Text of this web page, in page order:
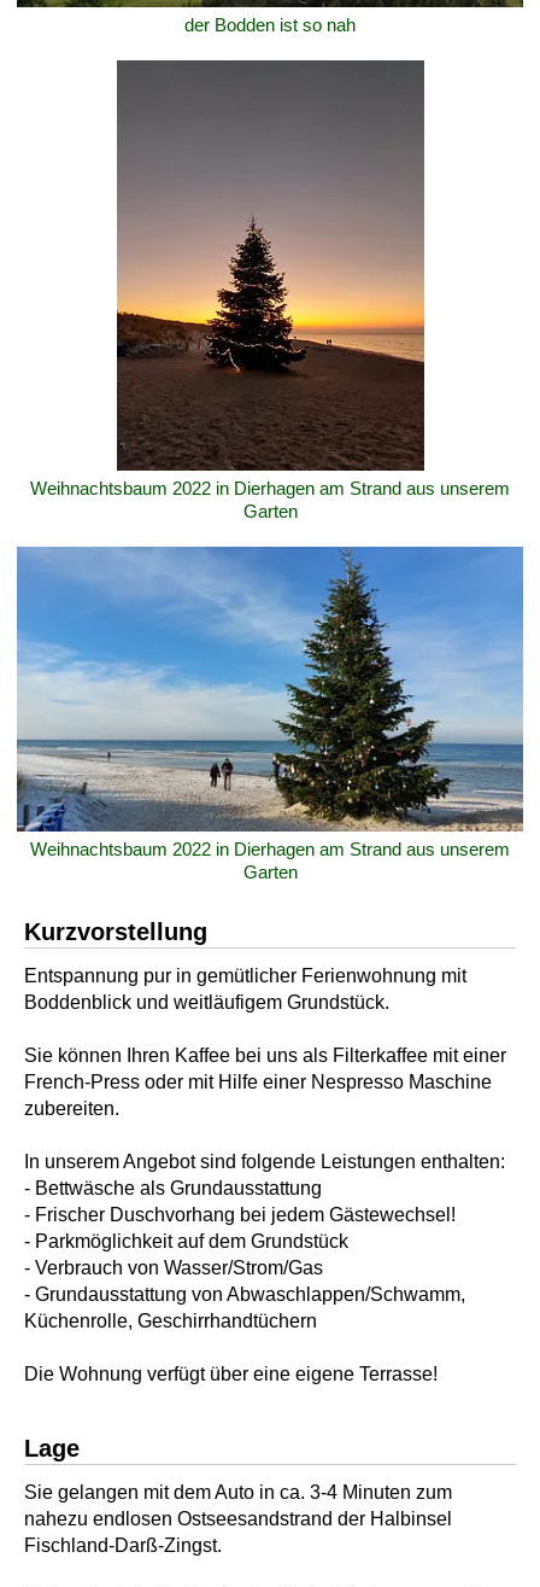
der Bodden ist so nah
Weihnachtsbaum 2022 in Dierhagen am Strand aus unserem
Garten
Weihnachtsbaum 2022 in Dierhagen am Strand aus unserem
Garten
Kurzvorstellung
Entspannung pur in gemütlicher Ferienwohnung mit
Boddenblick und weitläufigem Grundstück.
Sie können Ihren Kaffee bei uns als Filterkaffee mit einer
French-Press oder mit Hilfe einer Nespresso Maschine
zubereiten.
In unserem Angebot sind folgende Leistungen enthalten:
- Bettwäsche als Grundausstattung
- Frischer Duschvorhang bei jedem Gästewechsel!
- Parkmöglichkeit auf dem Grundstück
- Verbrauch von Wasser/Strom/Gas
- Grundausstattung von Abwaschlappen/Schwamm,
Küchenrolle, Geschirrhandtüchern
Die Wohnung verfügt über eine eigene Terrasse!
Lage
Sie gelangen mit dem Auto in ca. 3-4 Minuten zum
nahezu endlosen Ostseesandstrand der Halbinsel
Fischland-Darß-Zingst.